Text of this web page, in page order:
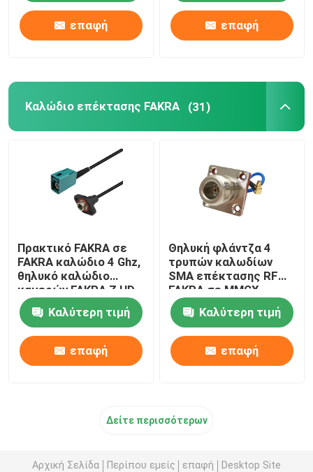
επαφή επαφή
Καλώδιο επέκτασης FAKRA (31)
Πρακτικό FAKRA σε
FAKRA καλώδιο 4 Ghz,
θηλυκό καλώδιο
καμερών FAKRA Ζ HD
Καλύτερη τιμή
επαφή
Θηλυκή φλάντζα 4
τρυπών καλωδίων
SMA επέκτασης RF
FAKRA σε MMCX
αρσενική σωστή
γωνίαΚαλύτερη τιμή
επαφή
Δείτε περισσότερων
Αρχική Σελίδα Περίπου εμείς επαφή Desktop Site